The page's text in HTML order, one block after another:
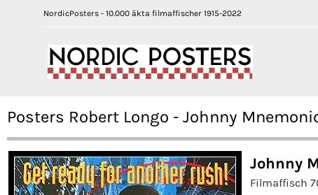
NordicPosters - 10.000 äkta filmaffischer 1915-2022
Posters Robert Longo - Johnny
Johnny
Filmaffisch